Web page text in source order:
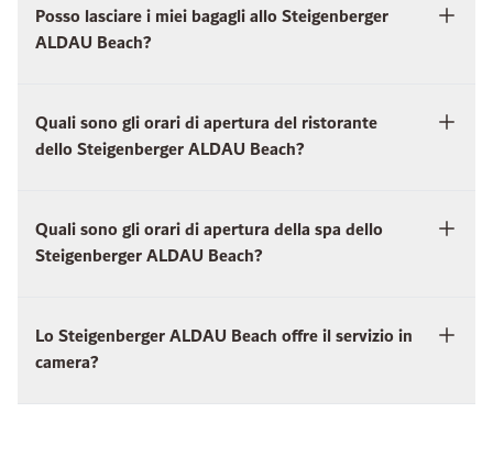
Posso lasciare i miei bagagli allo Steigenberger
ALDAU Beach?
Quali sono gli orari di apertura del ristorante
dello Steigenberger ALDAU Beach?
Quali sono gli orari di apertura della spa dello
Steigenberger ALDAU Beach?
Lo Steigenberger ALDAU Beach offre il servizio in
camera?